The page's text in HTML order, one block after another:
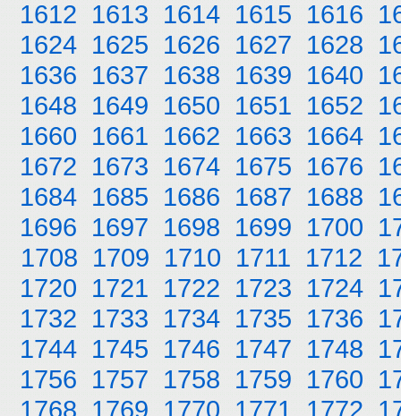
1612 1613 1614 1615 1616
1624 1625 1626 1627 1628
1636 1637 1638 1639 1640
1648 1649 1650 1651 1652
1660 1661 1662 1663 1664
1672 1673 1674 1675 1676
1684 1685 1686 1687 1688
1696 1697 1698 1699 1700
1708 1709 1710 1711 1712
1720 1721 1722 1723 1724
1732 1733 1734 1735 1736
1744 1745 1746 1747 1748
1756 1757 1758 1759 1760
1768 1769 1770 1771 1772